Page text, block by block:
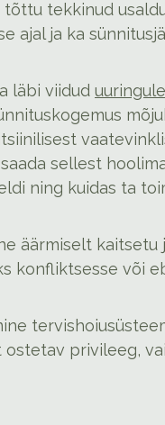
tõttu tekkinud
ajal ja ka
läbi viidud uuringule
sellest
ning kuidas ta
äärmiselt
konfliktsesse või
ostetav privileeg,